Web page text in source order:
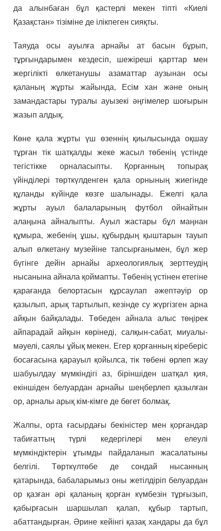
да алынбаған бұл қастерлі мекен тіпті «Киелі
Қазақстан» тізіміне де ілікпеген сияқты.
Таяуда осы ауылға арнайы ат басын бұрып,
тұрғындарымен кездесіп, шежіреші қарттар мен
жергілікті өлкетанушы азаматтар аузынан осы
қаланың жұрты жайында, Есім хан және оның
замандастары туралы ауызекі әңгімелер шоғырын
жазып алдық.
Көне қала жұрты үш өзеннің қиылысында оқшау
тұрған тік шатқалды жеке жасыл төбенің үстінде
тегістікке орналасыпты. Қорғанның топырақ
үйінділері төрткүлденген қала орнының жиегінде
құланды күйінде көзге шалынады. Ежелгі қала
жұрты ауыл балаларының футбол ойнайтын
алаңына айналыпты. Ауыл жастары бұл маңнан
құмыра, жебенің ұшы, құбырдың қыштарын тауып
алып өлкетану музейіне тапсырғанымен, бұл жер
бүгінге дейін арнайы археологиялық зерттеудің
нысанына айнала қоймапты. Төбенің үстінен етегіне
қарағанда белортасын құрсаулап әжептәуір ор
қазылып, арық тартылып, кезінде су жүргізген арна
айқын байқалады. Төбеден айнала алыс төңірек
айпарадай айқын көрінеді, салқын-сабат, миуалы-
мәуелі, саялы ұйық мекен. Егер қорғанның кіреберіс
босағасына қарауыл қойылса, тік төбені өрлеп жау
шабуылдау мүмкіндігі аз, біріншіден шатқал қия,
екіншіден белуардан арнайы шеңберлеп қазылған
ор, арналы арық кім-кімге де бөгет болмақ.
Жалпы, орта ғасырдағы бекіністер мен қорғандар
табиғаттың түрлі кедергілері мен елеулі
мүмкіндіктерін ұтымды пайдаланып жасалатыны
белгілі. Төрткүлтөбе де сондай нысанның
қатарында, бабаларымыз оны жетілдіріп белуардан
ор қазған әрі қаланың қорған күмбезін тұрғызып,
қабырғасын шаршылап қалап, құбыр тартып,
абаттандырған. Әрине кейінгі қазақ хандары да бұл